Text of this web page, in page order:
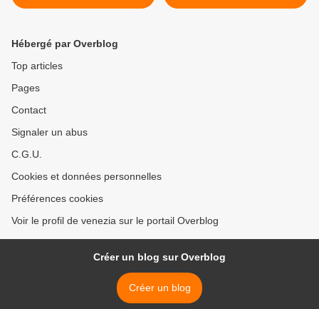
Hébergé par Overblog
Top articles
Pages
Contact
Signaler un abus
C.G.U.
Cookies et données personnelles
Préférences cookies
Voir le profil de venezia sur le portail Overblog
Créer un blog sur Overblog
Créer un blog